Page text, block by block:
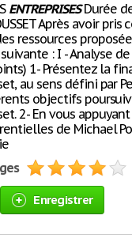
ENTREPRISESDurée
Après avoir pris
ressources
: I - Analyse
1- Présentez la
au sens défini par
objectifs
2- En vous
de Michael
Enregistrer